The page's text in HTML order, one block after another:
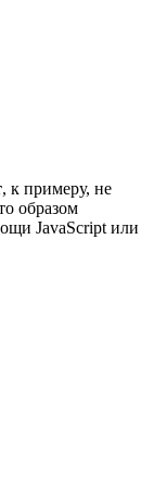
, к примеру, не
образом
JavaScript или